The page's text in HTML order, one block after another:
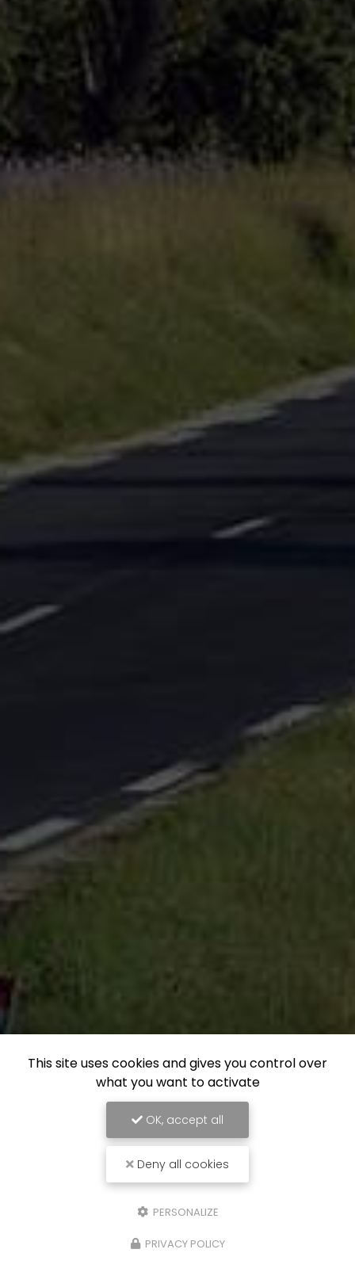
This site uses cookies and gives you control over
what you want to activate
OK, accept all
Deny all cookies
PERSONALIZE
PRIVACY POLICY